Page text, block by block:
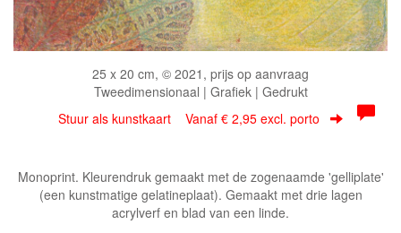
25 x 20 cm, © 2021, prijs op aanvraag
Tweedimensionaal | Grafiek | Gedrukt
Stuur als kunstkaart Vanaf € 2,95 excl. porto
Monoprint. Kleurendruk gemaakt met de zogenaamde 'gelliplate'
(een kunstmatige gelatineplaat). Gemaakt met drie lagen
acrylverf en blad van een linde.